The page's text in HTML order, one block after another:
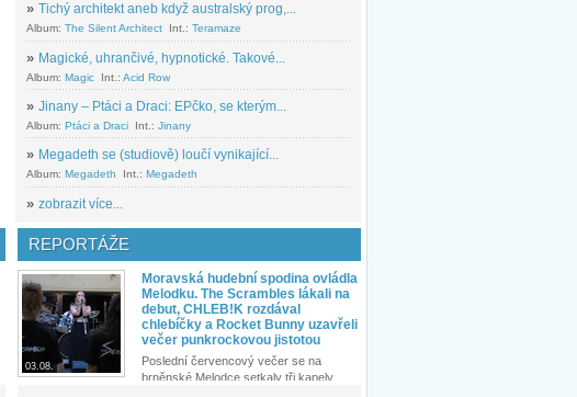
» Tichý architekt aneb když australský prog,...
Album: The Silent Architect Int.: Teramaze
» Magické, uhrančivé, hypnotické. Takové...
Album: Magic Int.: Acid Row
» Jinany – Ptáci a Draci: EPčko, se kterým...
Album: Ptáci a Draci Int.: Jinany
» Megadeth se (studiově) loučí vynikající...
Album: Megadeth Int.: Megadeth
» zobrazit více...
REPORTÁŽE
03.08.
Moravská hudební spodina ovládla
Melodku. The Scrambles lákali na
debut, CHLEB!K rozdával
chlebíčky a Rocket Bunny uzavřeli
večer punkrockovou jistotou
Poslední červencový večer se na
brněnské Melodce setkaly tři kapely...